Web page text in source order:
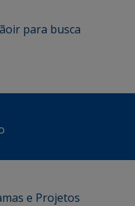
ir para busca
e Projetos